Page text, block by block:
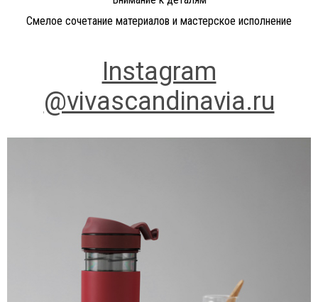
Смелое сочетание материалов и мастерское исполнение
Instagram
@vivascandinavia.ru